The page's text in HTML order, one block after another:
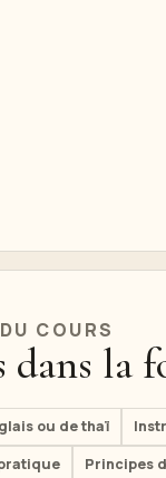
COURS
dans la
ou de thaï
Principes